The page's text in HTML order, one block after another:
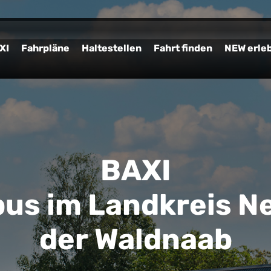
Fahrpläne Haltestellen Fahrt finden NEW